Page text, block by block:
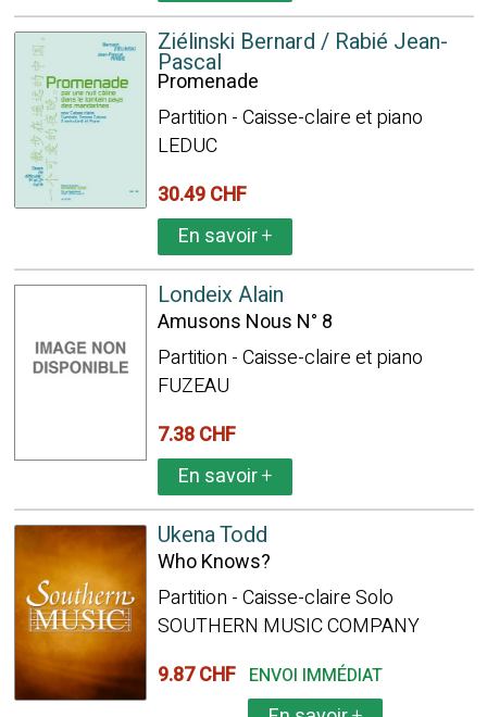
Ziélinski Bernard / Rabié Jean-
Pascal
Promenade
Partition - Caisse-claire et piano
LEDUC
30.49 CHF
En savoir+
Londeix Alain
Amusons Nous N° 8
Partition - Caisse-claire et piano
FUZEAU
7.38 CHF
En savoir+
Ukena Todd
Who Knows?
Partition - Caisse-claire Solo
SOUTHERN MUSIC COMPANY
9.87 CHF ENVOI IMMÉDIAT